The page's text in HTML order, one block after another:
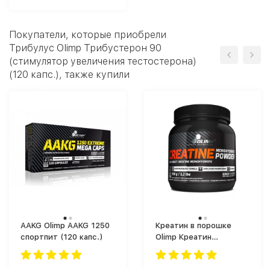
Покупатели, которые приобрели
Трибулус Olimp Трибустерон 90
(стимулятор увеличения тестостерона)
(120 капс.), также купили
AAKG Olimp AAKG 1250
спортпит (120 капс.)
Креатин в порошке
Olimp Креатин
Моногидрат Олимп
(550 г)